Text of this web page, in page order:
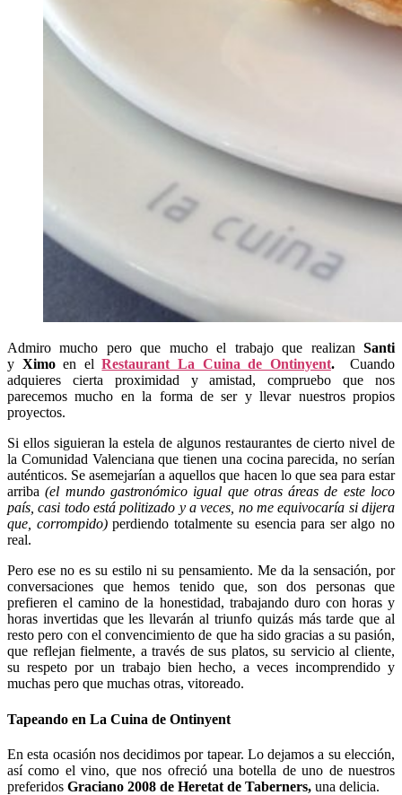
Admiro mucho pero que mucho el trabajo que realizan Santi
y Ximoen elRestaurant La Cuina de Ontinyent.
Cuando
adquieres cierta proximidad y amistad, compruebo que nos
parecemos mucho en la forma de ser y llevar nuestros propios
proyectos.
Si ellos siguieran la estela de algunos restaurantes de cierto nivel de
la Comunidad Valenciana que tienen una cocina parecida, no serían
auténticos. Se asemejarían a aquellos que hacen lo que sea para estar
arriba(el mundo gastronómico igual que otras áreas de este loco
país, casi todo está politizado y a veces, no me equivocaría si dijera
que, corrompido)perdiendo totalmente su esencia para ser algo no
real.
Pero ese no es su estilo ni su pensamiento. Me da la sensación, por
conversaciones que hemos tenido que, son dos personas que
prefieren el camino de la honestidad, trabajando duro con horas y
horas invertidas que les llevarán al triunfo quizás más tarde que al
resto pero con el convencimiento de que ha sido gracias a su pasión,
que reflejan fielmente, a través de sus platos, su servicio al cliente,
su respeto por un trabajo bien hecho, a veces incomprendido y
muchas pero que muchas otras, vitoreado.
Tapeando en La Cuina de Ontinyent
En esta ocasión nos decidimos por tapear. Lo dejamos a su elección,
así como el vino, que nos ofreció una botella de uno de nuestros
preferidos Graciano 2008 de Heretat de Taberners, una delicia.